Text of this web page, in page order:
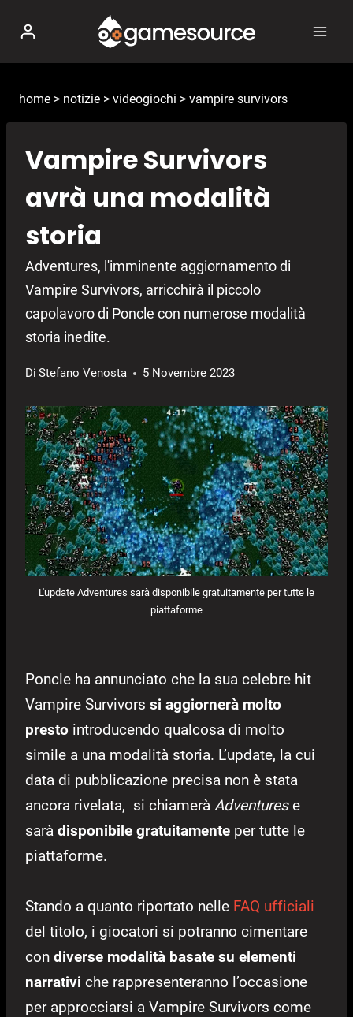
contenuto
home > notizie > videogiochi > vampire survivors
Vampire Survivors
avrà una modalità
storia
Adventures, l'imminente aggiornamento di
Vampire Survivors, arricchirà il piccolo
capolavoro di Poncle con numerose modalità
storia inedite.
Di Stefano Venosta 5 Novembre 2023
L'update Adventures sarà disponibile gratuitamente per tutte le
piattaforme
Poncle ha annunciato che la sua celebre hit
Vampire Survivors si aggiornerà molto
presto introducendo qualcosa di molto
simile a una modalità storia. L’update, la cui
data di pubblicazione precisa non è stata
ancora rivelata, si chiamerà Adventurese
sarà disponibile gratuitamente per tutte le
piattaforme.
Stando a quanto riportato nelle FAQ ufficiali
del titolo, i giocatori si potranno cimentare
con diverse modalità basate su elementi
narrativi che rappresenteranno l’occasione
per approcciarsi a Vampire Survivors come